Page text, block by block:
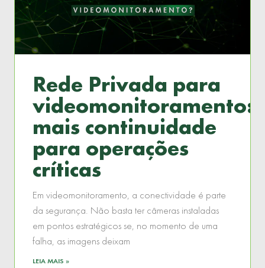
Rede Privada para
videomonitoramento:
mais continuidade
para operações
críticas
Em videomonitoramento, a conectividade é parte
da segurança. Não basta ter câmeras instaladas
em pontos estratégicos se, no momento de uma
falha, as imagens deixam
LEIA MAIS »